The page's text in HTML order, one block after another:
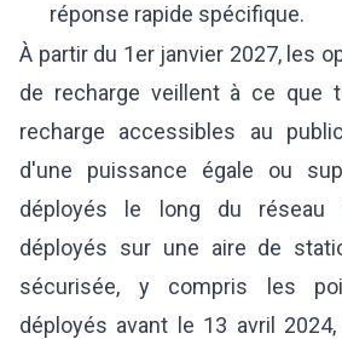
réponse rapide spécifique.
À partir du 1er janvier 2027, les
de recharge veillent à ce que
recharge accessibles au
d'une puissance égale ou
déployés le long du réseau
déployés sur une aire de
sécurisée, y compris les
déployés avant le 13 avril